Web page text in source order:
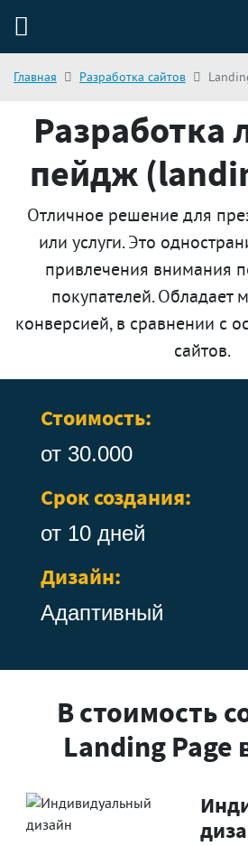
Главная Разработка сайтов
Разработка
пейдж
Отличное решение для
или услуги. Это
привлечения внимания
покупателей. Обладает
конверсией, в сравнении с
сайтов.
Стоимость:
от 30.000
Срок создания:
от 10 дней
Дизайн:
Адаптивный
В стоимость
Landing Page